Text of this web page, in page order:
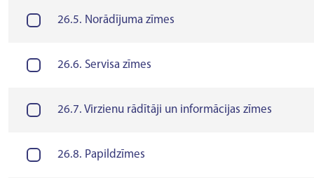
26.5. Norādījuma zīmes
26.6. Servisa zīmes
26.7. Virzienu rādītāji un informācijas zīmes
26.8. Papildzīmes